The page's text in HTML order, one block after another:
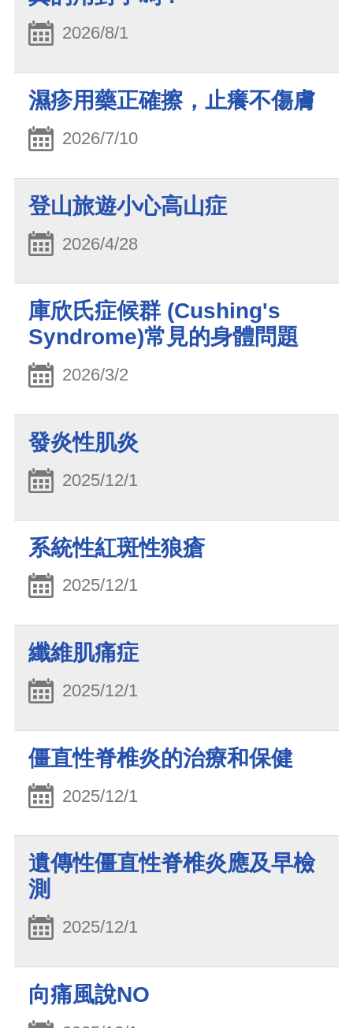
2026/8/1
濕疹用藥正確擦，止癢不傷膚
2026/7/10
登山旅遊小心高山症
2026/4/28
庫欣氏症候群 (Cushing's
Syndrome)常見的身體問題
2026/3/2
發炎性肌炎
2025/12/1
系統性紅斑性狼瘡
2025/12/1
纖維肌痛症
2025/12/1
僵直性脊椎炎的治療和保健
2025/12/1
遺傳性僵直性脊椎炎應及早檢
測
2025/12/1
向痛風說NO